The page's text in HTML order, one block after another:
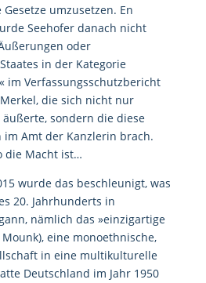
umzusetzen. En
Seehofer danach nicht
oder
in der Kategorie
im Verfassungsschutzbericht
die sich nicht nur
sondern die diese
Amt der Kanzlerin brach.
die Macht ist…
wurde das beschleunigt, was
20. Jahrhunderts in
nämlich das »einzigartige
eine monoethnische,
in eine multikulturelle
Deutschland im Jahr 1950